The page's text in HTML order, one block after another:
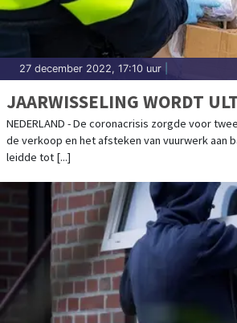
27 december 2022, 17:10 uur
JAARWISSELING WORDT
NEDERLAND - De coronacrisis zorgde voor
de verkoop en het afsteken van vuurwerk aan
leidde tot [...]